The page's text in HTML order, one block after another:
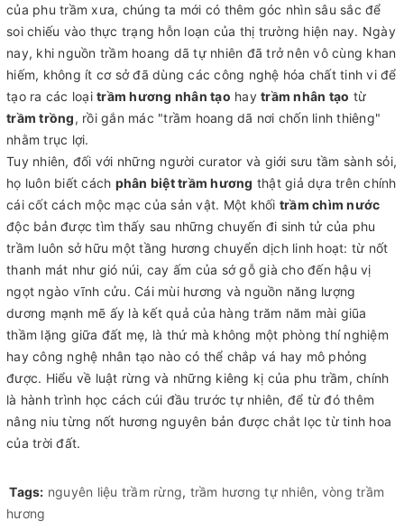
của phu trầm xưa, chúng ta mới có thêm góc nhìn sâu sắc để
soi chiếu vào thực trạng hỗn loạn của thị trường hiện nay. Ngày
nay, khi nguồn trầm hoang dã tự nhiên đã trở nên vô cùng khan
hiếm, không ít cơ sở đã dùng các công nghệ hóa chất tinh vi để
tạo ra các loại trầm hương nhân tạo hay trầm nhân tạo từ
trầm trồng, rồi gắn mác "trầm hoang dã nơi chốn linh thiêng"
nhằm trục lợi.
Tuy nhiên, đối với những người curator và giới sưu tầm sành sỏi,
họ luôn biết cách phân biệt trầm hương thật giả dựa trên chính
cái cốt cách mộc mạc của sản vật. Một khối trầm chìm nước
độc bản được tìm thấy sau những chuyến đi sinh tử của phu
trầm luôn sở hữu một tầng hương chuyển dịch linh hoạt: từ nốt
thanh mát như gió núi, cay ấm của sớ gỗ già cho đến hậu vị
ngọt ngào vĩnh cửu. Cái mùi hương và nguồn năng lượng
dương mạnh mẽ ấy là kết quả của hàng trăm năm mài giũa
thầm lặng giữa đất mẹ, là thứ mà không một phòng thí nghiệm
hay công nghệ nhân tạo nào có thể chắp vá hay mô phỏng
được. Hiểu về luật rừng và những kiêng kị của phu trầm, chính
là hành trình học cách cúi đầu trước tự nhiên, để từ đó thêm
nâng niu từng nốt hương nguyên bản được chắt lọc từ tinh hoa
của trời đất.
Tags: nguyên liệu trầm rừng, trầm hương tự nhiên, vòng trầm
hương